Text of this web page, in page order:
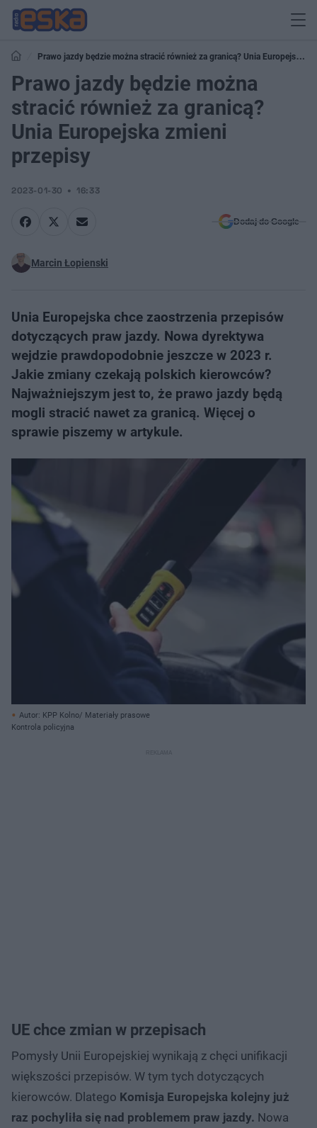
Prawo jazdy będzie można stracić również za granicą? Unia Europejska
zmieni przepisy
Prawo jazdy będzie można
stracić również za granicą?
Unia Europejska zmieni
przepisy
2023-01-30 16:33
Dodaj do Google
Marcin Łopienski
Unia Europejska chce zaostrzenia przepisów
dotyczących praw jazdy. Nowa dyrektywa
wejdzie prawdopodobnie jeszcze w 2023 r.
Jakie zmiany czekają polskich kierowców?
Najważniejszym jest to, że prawo jazdy będą
mogli stracić nawet za granicą. Więcej o
sprawie piszemy w artykule.
Autor: KPP Kolno/ Materiały prasowe
Kontrola policyjna
UE chce zmian w przepisach
Pomysły Unii Europejskiej wynikają z chęci unifikacji
większości przepisów. W tym tych dotyczących
kierowców. Dlatego Komisja Europejska kolejny już
raz pochyliła się nad problemem praw jazdy. Nowa